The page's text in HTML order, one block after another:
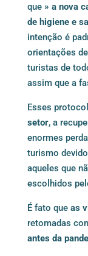
que » a nova
de higiene e
intenção é
orientações
turistas de
assim que a
Esses
setor, a
enormes
turismo
aqueles que
escolhidos
É fato que as
retomadas
antes da